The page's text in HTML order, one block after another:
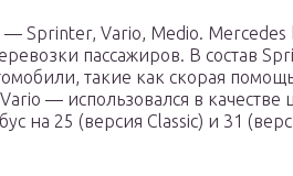
Sprinter, Vario, Medio.
пассажиров. В состав
такие как скорая
— использовался в качестве
на 25 (версия Classic) и 31